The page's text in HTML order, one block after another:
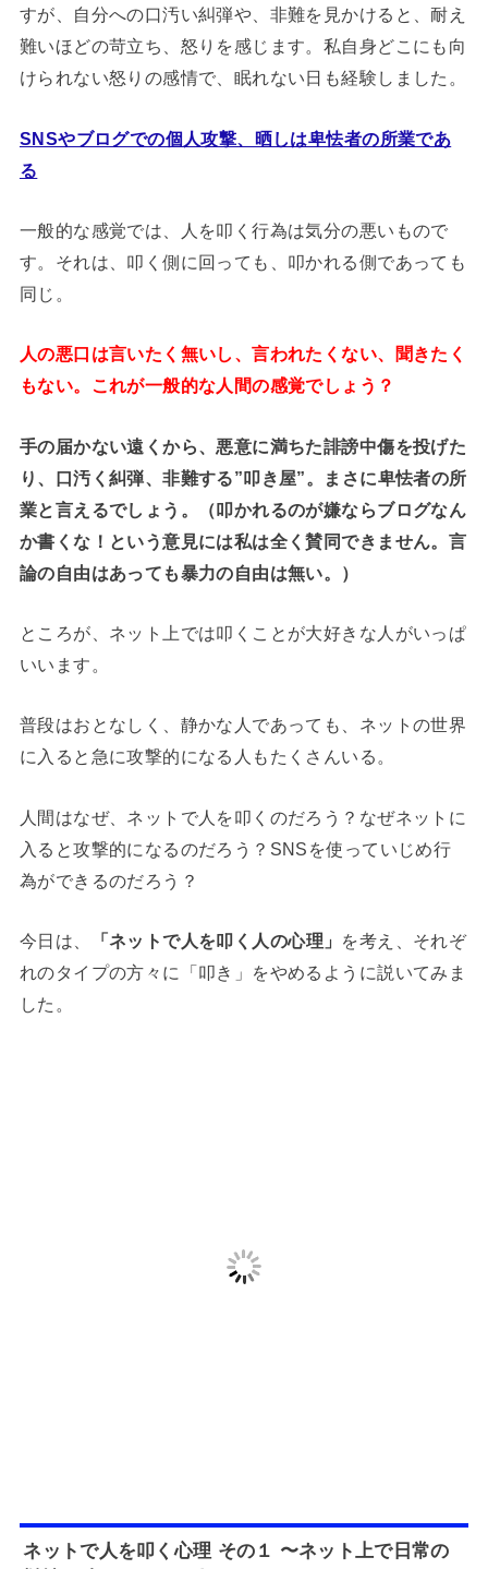
すが、自分への口汚い糾弾や、非難を見かけると、耐え
難いほどの苛立ち、怒りを感じます。私自身どこにも向
けられない怒りの感情で、眠れない日も経験しました。
SNSやブログでの個人攻撃、晒しは卑怯者の所業であ
る
一般的な感覚では、人を叩く行為は気分の悪いもので
す。それは、叩く側に回っても、叩かれる側であっても
同じ。
人の悪口は言いたく無いし、言われたくない、聞きたく
もない。これが一般的な人間の感覚でしょう？
手の届かない遠くから、悪意に満ちた誹謗中傷を投げた
り、口汚く糾弾、非難する”叩き屋”。まさに卑怯者の所
業と言えるでしょう。（叩かれるのが嫌ならブログなん
か書くな！という意見には私は全く賛同できません。言
論の自由はあっても暴力の自由は無い。）
ところが、ネット上では叩くことが大好きな人がいっぱ
いいます。
普段はおとなしく、静かな人であっても、ネットの世界
に入ると急に攻撃的になる人もたくさんいる。
人間はなぜ、ネットで人を叩くのだろう？なぜネットに
入ると攻撃的になるのだろう？SNSを使っていじめ行
為ができるのだろう？
今日は、 「ネットで人を叩く人の心理」 を考え、それぞ
れのタイプの方々に「叩き」をやめるように説いてみま
した。
ネットで人を叩く心理 その１ 〜ネット上で日常の